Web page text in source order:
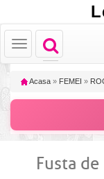
Toggle
navigation
Toggle
navigation
Acasa » FEMEI »
Fusta